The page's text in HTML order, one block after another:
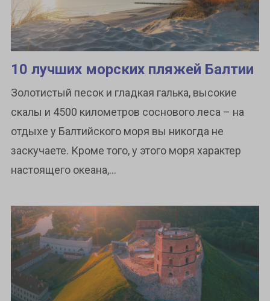
10 лучших морских пляжей Балтии
Золотистый песок и гладкая галька, высокие
скалы и 4500 километров соснового леса – на
отдыхе у Балтийского моря вы никогда не
заскучаете. Кроме того, у этого моря характер
настоящего океана,...